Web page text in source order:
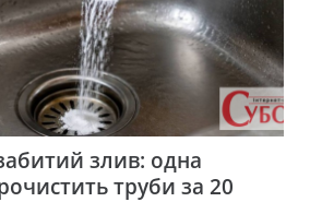
злив: одна
труби за 20